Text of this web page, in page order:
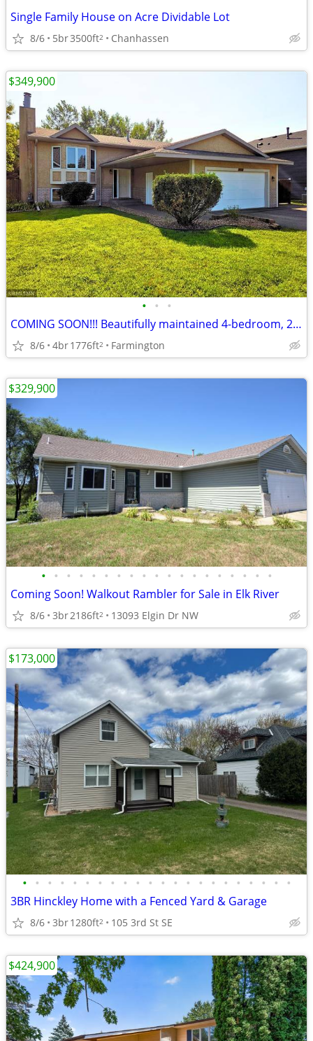
Single Family House on Acre Dividable Lot
8/6 5br3500ft2 Chanhassen
• • •
COMING SOON!!! Beautifully maintained 4-bedroom, 2-bath home
8/6 4br1776ft2 Farmington
$349,900
• • • • • • • • • • • • • • • • • • •
Coming Soon! Walkout Rambler for Sale in Elk River
8/6 3br2186ft2 13093 Elgin Dr NW
$329,900
• • • • • • • • • • • • • • • • • • • • • •
3BR Hinckley Home with a Fenced Yard & Garage
8/6 3br1280ft2 105 3rd St SE
$173,000
$424,900